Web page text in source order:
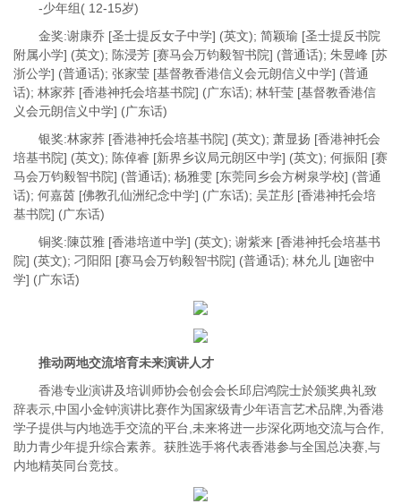
-少年组( 12-15岁)
金奖:谢康乔 [圣士提反女子中学] (英文); 简颖瑜 [圣士提反书院
附属小学] (英文); 陈浸芳 [赛马会万钧毅智书院] (普通话); 朱昱峰 [苏
浙公学] (普通话); 张家莹 [基督教香港信义会元朗信义中学] (普通
话); 林家荞 [香港神托会培基书院] (广东话); 林轩莹 [基督教香港信
义会元朗信义中学] (广东话)
银奖:林家荞 [香港神托会培基书院] (英文); 萧显扬 [香港神托会
培基书院] (英文); 陈倬睿 [新界乡议局元朗区中学] (英文); 何振阳 [赛
马会万钧毅智书院] (普通话); 杨雅雯 [东莞同乡会方树泉学校] (普通
话); 何嘉茵 [佛教孔仙洲纪念中学] (广东话); 吴芷彤 [香港神托会培
基书院] (广东话)
铜奖:陳苡雅 [香港培道中学] (英文); 谢紫来 [香港神托会培基书
院] (英文); 刁阳阳 [赛马会万钧毅智书院] (普通话); 林允儿 [迦密中
学] (广东话)
推动两地交流培育未来演讲人才
香港专业演讲及培训师协会创会会长邱启鸿院士於颁奖典礼致
辞表示,中国小金钟演讲比赛作为国家级青少年语言艺术品牌,为香港
学子提供与内地选手交流的平台,未来将进一步深化两地交流与合作,
助力青少年提升综合素养。获胜选手将代表香港参与全国总决赛,与
内地精英同台竞技。